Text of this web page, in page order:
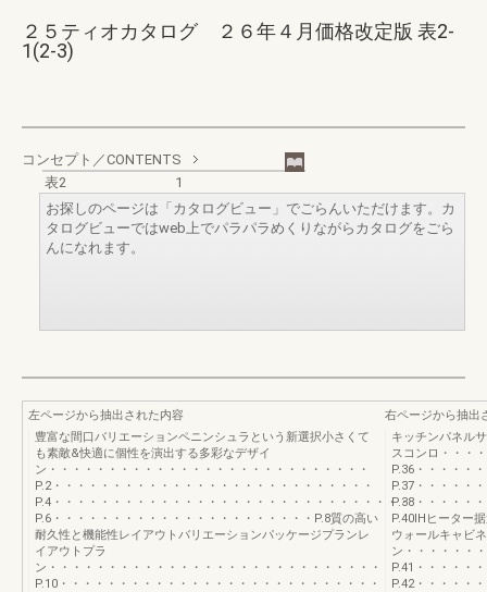
２５ティオカタログ ２６年４月価格改定版 表2-
1(2-3)
コンセプト／CONTENTS
表2
1
お探しのページは「カタログビュー」でごらんいただけます。カ
タログビューではweb上でパラパラめくりながらカタログをごら
んになれます。
左ページから抽出された内容
豊富な間口バリエーションペニンシュラという新選択小さくて
も素敵&快適に個性を演出する多彩なデザイ
ン・・・・・・・・・・・・・・・・・・・・・・・・・・・
P.2・・・・・・・・・・・・・・・・・・・・・・・・・・・
P.4・・・・・・・・・・・・・・・・・・・・・・・・・・・・・・
P.6・・・・・・・・・・・・・・・・・・・・・・P.8質の高い
耐久性と機能性レイアウトバリエーションパッケージプランレ
イアウトプラ
ン・・・・・・・・・・・・・・・・・・・・・・・・・・・・
P.10・・・・・・・・・・・・・・・・・・・・・・・・・・・
右ページから抽出
キッチンパネル
スコンロ・・・
P.36・・・・・
P.37・・・・・
P.38・・・・・
P.40IHヒーター
ウォールキャビ
ン・・・・・・
P.41・・・・・
P.42・・・・・